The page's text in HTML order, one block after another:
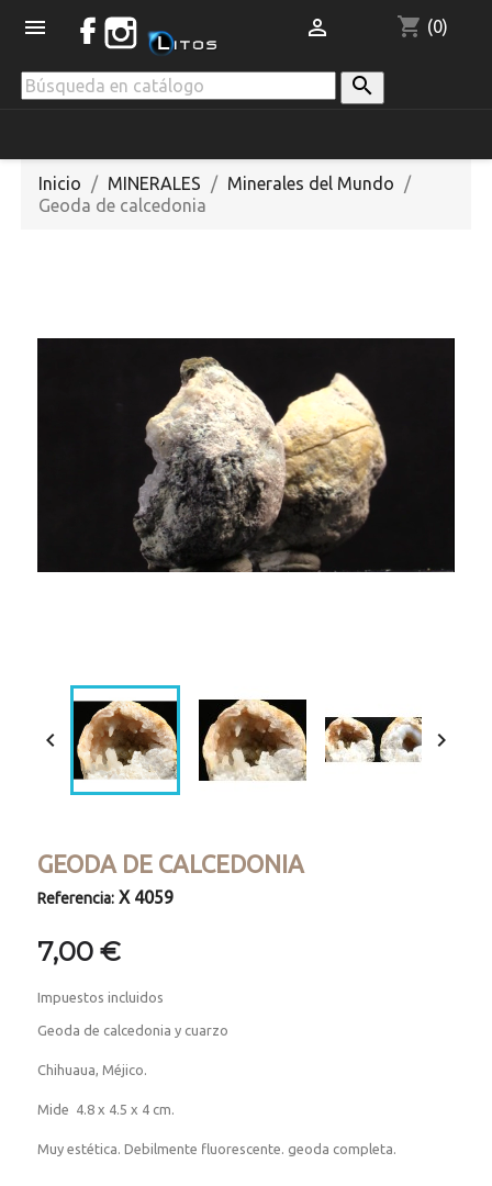
 shopping_cart (0)


Inicio MINERALES
Minerales del Mundo
Geoda de calcedonia
 
GEODA DE CALCEDONIA
Referencia: X 4059
7,00 €
Impuestos incluidos
Geoda de calcedonia y cuarzo
Chihuaua, Méjico.
Mide 4.8 x 4.5 x 4 cm.
Muy estética. Debilmente fluorescente. geoda completa.